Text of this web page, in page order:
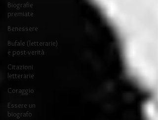
Biografie
premiate
Benessere
Bufale (letterarie)
e post-verità
Citazioni
letterarie
Coraggio
Essere un
biografo